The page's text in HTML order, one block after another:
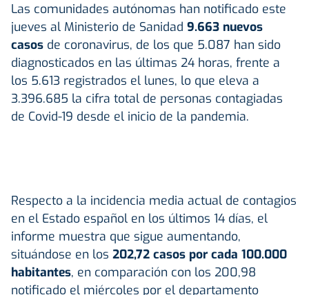
Las comunidades autónomas han notificado este
jueves al Ministerio de Sanidad 9.663 nuevos
casos de coronavirus, de los que 5.087 han sido
diagnosticados en las últimas 24 horas, frente a
los 5.613 registrados el lunes, lo que eleva a
3.396.685 la cifra total de personas contagiadas
de Covid-19 desde el inicio de la pandemia.
Respecto a la incidencia media actual de contagios
en el Estado español en los últimos 14 días, el
informe muestra que sigue aumentando,
situándose en los 202,72 casos por cada 100.000
habitantes, en comparación con los 200,98
notificado el miércoles por el departamento